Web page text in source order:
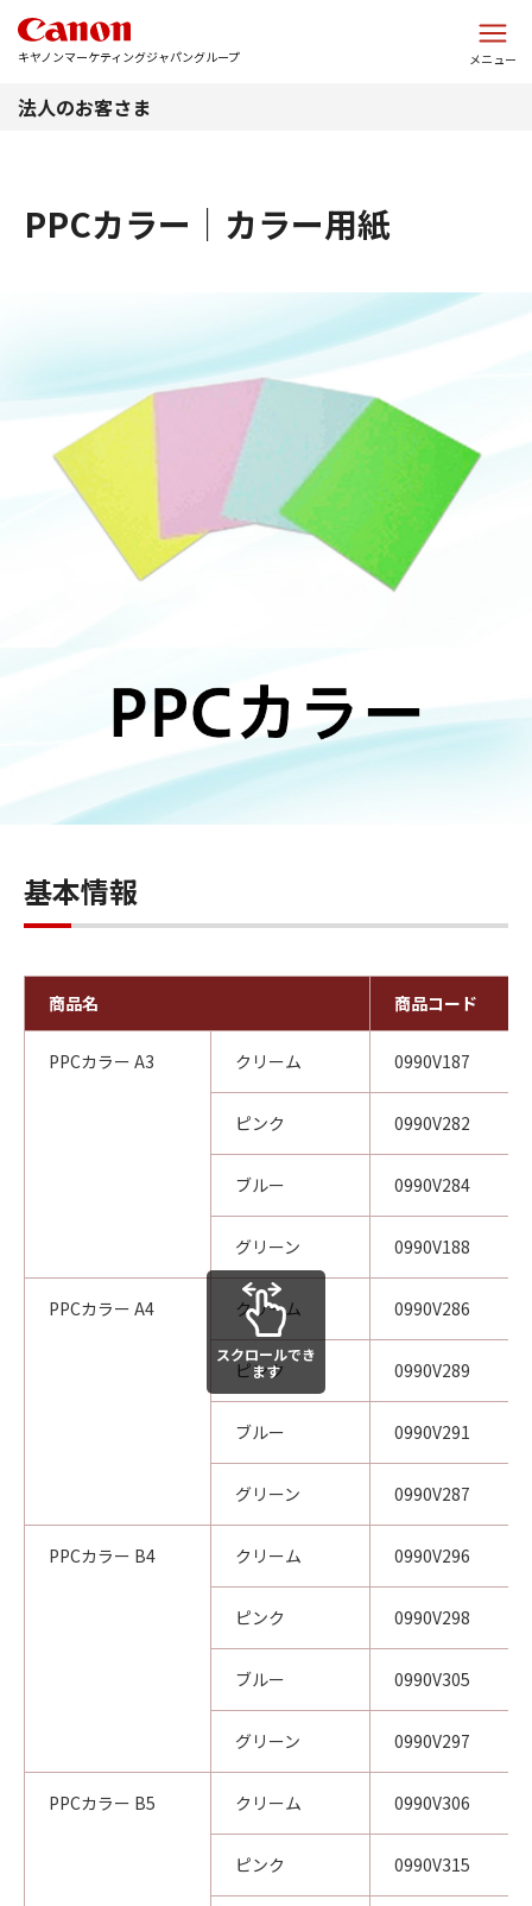
キヤノンマーケティングジャパングループ メニュー
法人のお客さま
PPCカラー｜カラー用紙
基本情報
商品名 商品コード
PPCカラー A3 クリーム 0990V187
ピンク 0990V282
ブルー 0990V284
グリーン 0990V188
PPCカラー A4 クリーム 0990V286
ピンク 0990V289
ブルー 0990V291
グリーン 0990V287
PPCカラー B4 クリーム 0990V296
ピンク 0990V298
ブルー 0990V305
グリーン 0990V297
PPCカラー B5 クリーム 0990V306
ピンク 0990V315
スクロールでき
ます